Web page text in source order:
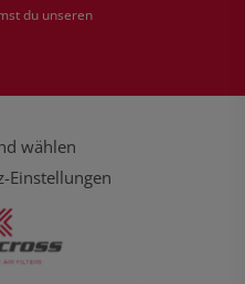
du unseren
wählen
Einstellungen